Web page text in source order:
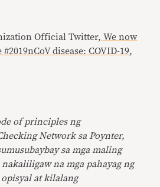
Official Twitter, We now
disease: COVID-19,
of principles ng
Network sa Poynter,
sa mga maling
na mga pahayag ng
at kilalang